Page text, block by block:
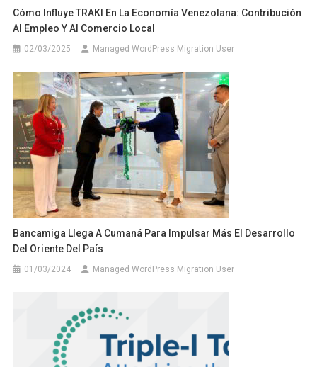
Cómo Influye TRAKI En La Economía Venezolana: Contribución
Al Empleo Y Al Comercio Local
02/03/2025 Managed WordPress Migration User
Bancamiga Llega A Cumaná Para Impulsar Más El Desarrollo
Del Oriente Del País
01/03/2024 Managed WordPress Migration User